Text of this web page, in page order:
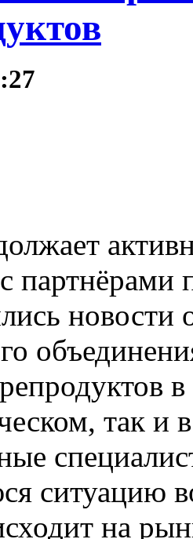
партнёрами
новости
так
ситуацию
на